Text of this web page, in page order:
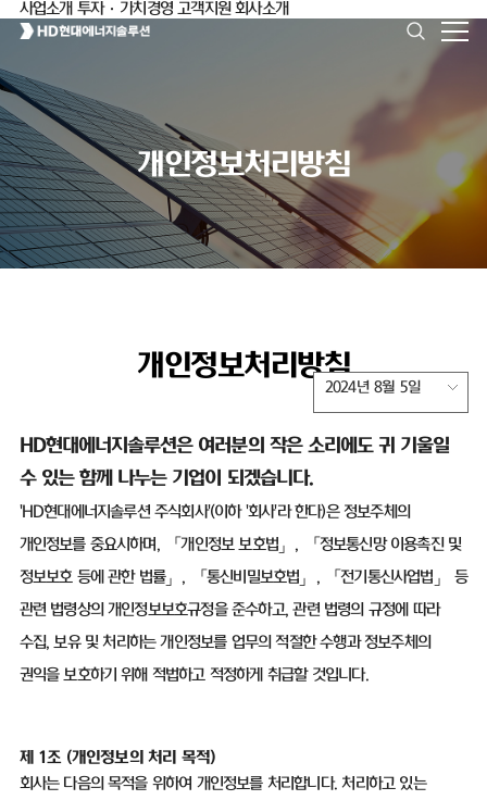
사업소개 투자·가치경영 고객지원 회사소개
개인정보처리방침
개인정보처리방침
2024년 8월 5일
HD현대에너지솔루션은 여러분의 작은 소리에도 귀 기울일
수 있는 함께 나누는 기업이 되겠습니다.
'HD현대에너지솔루션 주식회사'(이하'회사'라 한다)은 정보주체의
개인정보를 중요시하며, 「개인정보 보호법」 ,
「정보통신망 이용촉진 및
정보보호 등에 관한 법률」 , 「통신비밀보호법」 ,
「전기통신사업법」 등
관련 법령상의 개인정보보호규정을 준수하고,관련 법령의 규정에 따라
수집, 보유 및 처리하는 개인정보를 업무의 적절한 수행과 정보주체의
권익을 보호하기 위해 적법하고 적정하게 취급할 것입니다.
제 1 조 (개인정보의 처리 목적)
회사는 다음의 목적을 위하여 개인정보를 처리합니다.처리하고 있는